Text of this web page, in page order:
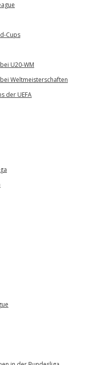
Cups
U20-WM
Weltmeisterschaften
der UEFA